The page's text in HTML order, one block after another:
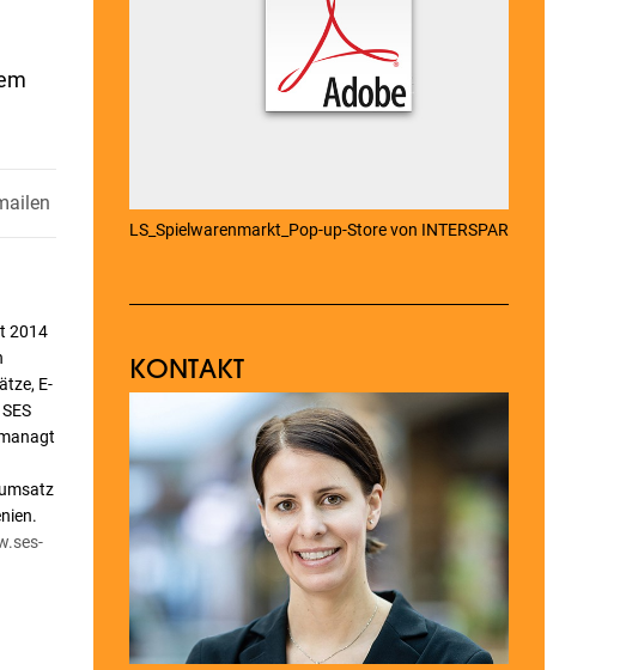
2014
E-
LS_Spielwarenmarkt_Pop-up-Store von INTERSPAR
KONTAKT